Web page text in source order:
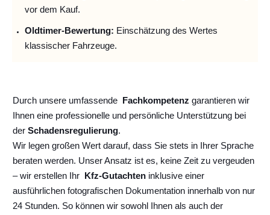
vor dem Kauf.
Oldtimer-Bewertung: Einschätzung des Wertes
klassischer Fahrzeuge.
Durch unsere umfassende Fachkompetenz garantieren wir
Ihnen eine professionelle und persönliche Unterstützung bei
der Schadensregulierung.
Wir legen großen Wert darauf, dass Sie stets in Ihrer Sprache
beraten werden. Unser Ansatz ist es, keine Zeit zu vergeuden
– wir erstellen Ihr Kfz-Gutachten inklusive einer
ausführlichen fotografischen Dokumentation innerhalb von nur
24 Stunden. So können wir sowohl Ihnen als auch der